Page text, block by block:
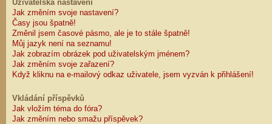
Uživatelská nastavení
Jak změním svoje nastavení?
Časy jsou špatně!
Změnil jsem časové pásmo, ale je to stále špatně!
Můj jazyk není na seznamu!
Jak zobrazím obrázek pod uživatelským jménem?
Jak změním svoje zařazení?
Když kliknu na e-mailový odkaz uživatele, jsem vyzván k přihlášení!
Vkládání příspěvků
Jak vložím téma do fóra?
Jak změním nebo smažu příspěvek?